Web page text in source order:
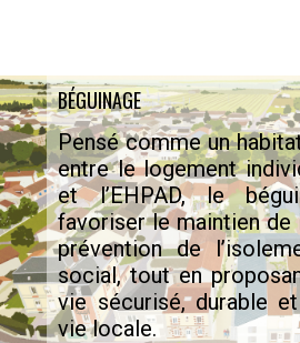
BÉGUINAGE
Pensé comme un
entre le logement
et l’EHPAD, le
favoriser le maintien de
prévention de
social, tout en
vie sécurisé, durable
vie locale.